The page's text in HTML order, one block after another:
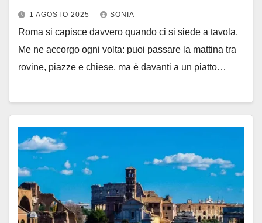
1 AGOSTO 2025 SONIA
Roma si capisce davvero quando ci si siede a tavola.
Me ne accorgo ogni volta: puoi passare la mattina tra
rovine, piazze e chiese, ma è davanti a un piatto…